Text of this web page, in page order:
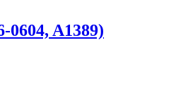
0604, A1389)